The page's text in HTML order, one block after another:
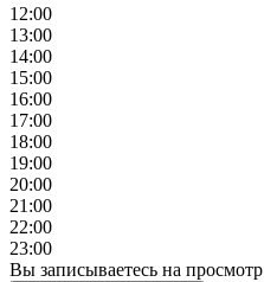
12:00
13:00
14:00
15:00
16:00
17:00
18:00
19:00
20:00
21:00
22:00
23:00
Вы записываетесь на просмотр